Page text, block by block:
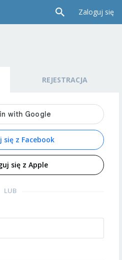
Zaloguj się
REJESTRACJA
się z Facebook
się z Apple
LUB